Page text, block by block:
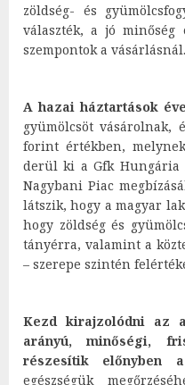
zöldség- és
választék, a jó minőség
szempontok a vásárlásnál.
A hazai háztartások
gyümölcsöt
forint értékben,
derül ki a Gfk Hungária
Nagybani Piac
látszik, hogy a magyar
hogy zöldség és
tányérra, valamint a
– szerepe szintén
Kezd kirajzolódni az
arányú, minőségi,
részesítik előnyben
egészségük